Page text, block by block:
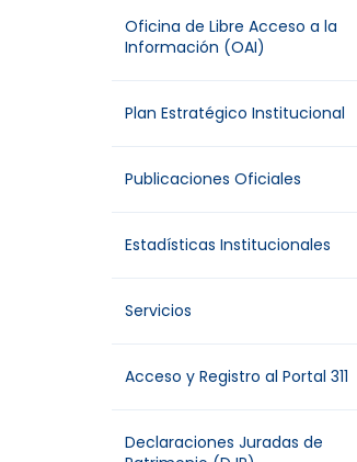
Oficina de Libre Acceso a la
Información (OAI)
Plan Estratégico Institucional
Publicaciones Oficiales
Estadísticas Institucionales
Servicios
Acceso y Registro al Portal 311
Declaraciones Juradas de